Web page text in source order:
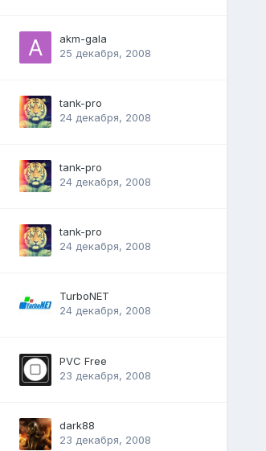
akm-gala
25 декабря, 2008
tank-pro
24 декабря, 2008
tank-pro
24 декабря, 2008
tank-pro
24 декабря, 2008
TurboNET
24 декабря, 2008
PVC Free
23 декабря, 2008
dark88
23 декабря, 2008